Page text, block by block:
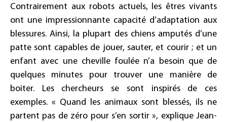
Contrairement aux robots actuels, les êtres vivants
ont une impressionnante capacité d’adaptation aux
blessures. Ainsi, la plupart des chiens amputés d’une
patte sont capables de jouer, sauter, et courir ; et un
enfant avec une cheville foulée n’a besoin que de
quelques minutes pour trouver une manière de
boiter. Les chercheurs se sont inspirés de ces
exemples. « Quand les animaux sont blessés, ils ne
partent pas de zéro pour s’en sortir », explique Jean-